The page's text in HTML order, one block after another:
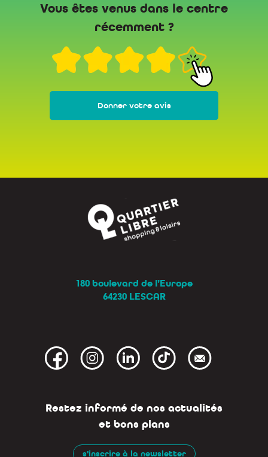
Vous êtes venus dans le centre
récemment ?
Donner votre avis
180 boulevard de l’Europe
64230 LESCAR
Restez informé de nos actualités
et bons plans
s'inscrire à la newsletter